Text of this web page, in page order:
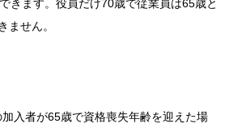
きます。役員だけ70歳で従業員は65歳と
ません。
入者が65歳で資格喪失年齢を迎えた場